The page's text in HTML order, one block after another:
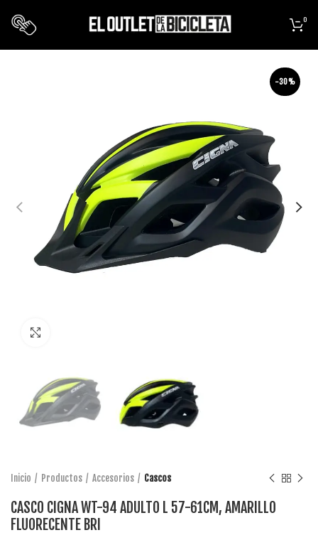
0
-30%
Inicio Productos Accesorios Cascos
CASCO CIGNA WT-94 ADULTO L 57-61CM, AMARILLO
FLUORECENTE BRI